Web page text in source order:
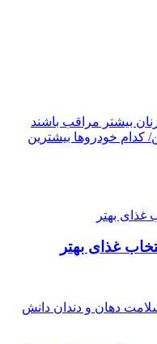
بیشتر مراقب باشند
کدام خودروها بیشترین
غذای بهتر